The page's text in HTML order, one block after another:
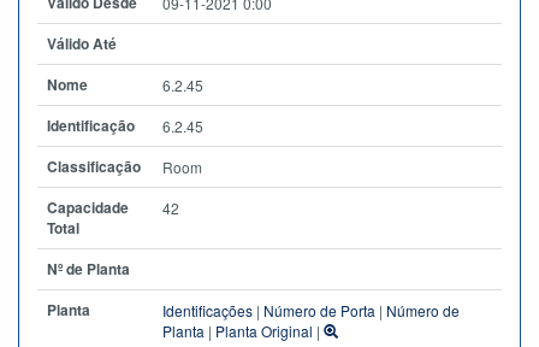
Válido Até
Nome
6.2.45
Identificação 6.2.45
Classificação Room
Capacidade
Total
42
Nº de Planta
Planta
Identificações | Número de Porta | Número de
Planta | Planta Original |